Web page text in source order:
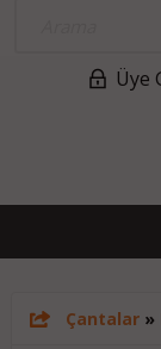
Üye
Çantalar»